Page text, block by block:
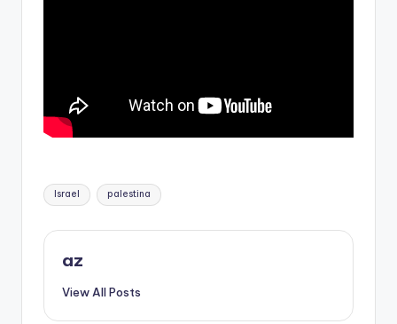
Tags:
Israel palestina
az
View All Posts